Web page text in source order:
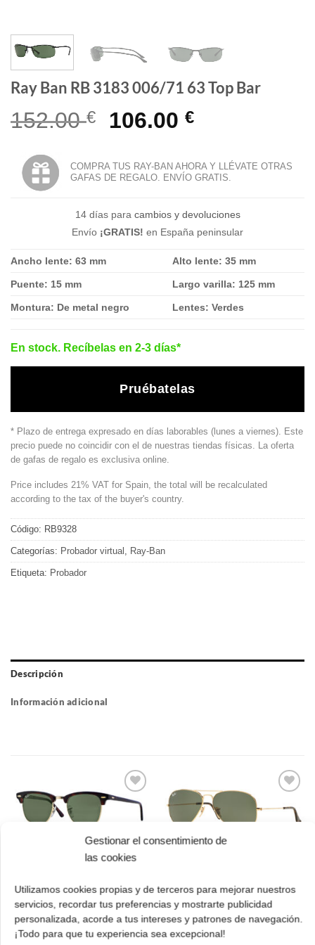
Gestionar el consentimiento de
las cookies
Utilizamos cookies propias y de terceros para mejorar nuestros
servicios, recordar tus preferencias y mostrarte publicidad
personalizada, acorde a tus intereses y patrones de navegación.
¡Todo para que tu experiencia sea excepcional!
Ray Ban RB 3183 006/71 63 Top Bar
152.00€
El
original
era:
152.00 €.
106.00 €El
actual
es:
106.00 €.
COMPRA TUS RAY-BAN AHORA Y LLÉVATE OTRAS
GAFAS DE REGALO. ENVÍO GRATIS.
14 días para cambios y devoluciones
Envío ¡GRATIS! en España peninsular
Ancho lente: 63 mm Alto lente: 35 mm
Puente: 15 mm Largo varilla: 125 mm
Montura: De metal negro Lentes: Verdes
En stock. Recíbelas en 2-3 días*
Pruébatelas
* Plazo de entrega expresado en días laborables (lunes a viernes). Este
precio puede no coincidir con el de nuestras tiendas físicas. La oferta
de gafas de regalo es exclusiva online.
Price includes 21% VAT for Spain, the total will be recalculated
according to the tax of the buyer's country.
Código: RB9328
Categorías: Probador virtual , Ray-Ban
Etiqueta: Probador
Descripción
Información adicional
Gafas
de sol
W0366 49 Clubmaster
162.00€ El
precio
original
era:
113.00€El
precio
actual
es:
¡Comprar!
de sol
62 Aviator Large
Metal
162.00€ El
precio
113.00€El